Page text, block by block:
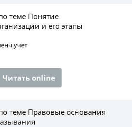
теме Понятие
и его этапы
Читать online
теме Правовые основания